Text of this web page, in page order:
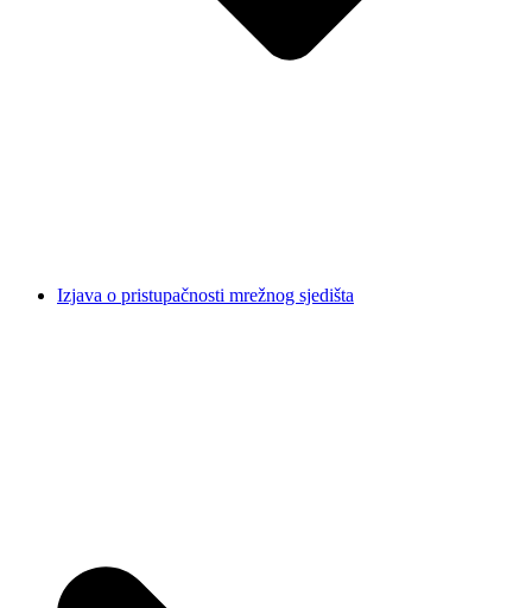
Izjava o pristupačnosti mrežnog sjedišta